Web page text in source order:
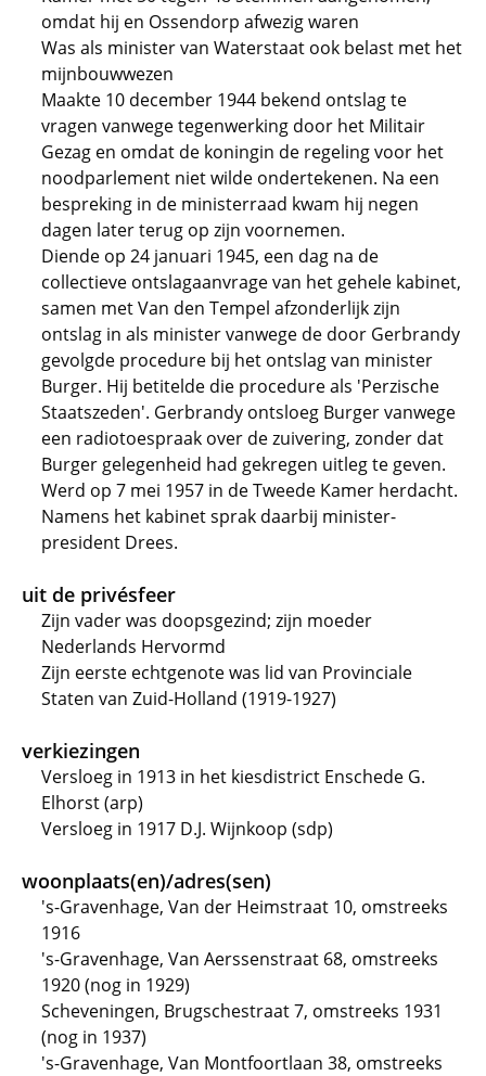
omdat hij en Ossendorp afwezig waren
Was als minister van Waterstaat ook belast met het
mijnbouwwezen
Maakte 10 december 1944 bekend ontslag te
vragen vanwege tegenwerking door het Militair
Gezag en omdat de koningin de regeling voor het
noodparlement niet wilde ondertekenen. Na een
bespreking in de ministerraad kwam hij negen
dagen later terug op zijn voornemen.
Diende op 24 januari 1945, een dag na de
collectieve ontslagaanvrage van het gehele kabinet,
samen met Van den Tempel afzonderlijk zijn
ontslag in als minister vanwege de door Gerbrandy
gevolgde procedure bij het ontslag van minister
Burger. Hij betitelde die procedure als 'Perzische
Staatszeden'. Gerbrandy ontsloeg Burger vanwege
een radiotoespraak over de zuivering, zonder dat
Burger gelegenheid had gekregen uitleg te geven.
Werd op 7 mei 1957 in de Tweede Kamer herdacht.
Namens het kabinet sprak daarbij minister-
president Drees.
uit de privésfeer
Zijn vader was doopsgezind; zijn moeder
Nederlands Hervormd
Zijn eerste echtgenote was lid van Provinciale
Staten van Zuid-Holland (1919-1927)
verkiezingen
Versloeg in 1913 in het kiesdistrict Enschede G.
Elhorst (arp)
Versloeg in 1917 D.J. Wijnkoop (sdp)
woonplaats(en)/adres(sen)
's-Gravenhage, Van der Heimstraat 10, omstreeks
1916
's-Gravenhage, Van Aerssenstraat 68, omstreeks
1920 (nog in 1929)
Scheveningen, Brugschestraat 7, omstreeks 1931
(nog in 1937)
's-Gravenhage, Van Montfoortlaan 38, omstreeks